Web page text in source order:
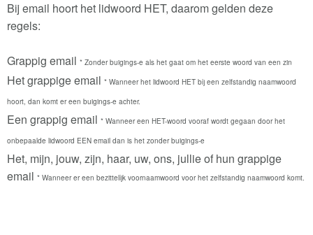
Bij email hoort het lidwoord HET, daarom gelden deze
regels:
Grappig email * Zonder buigings-e als het gaat om het eerste woord van een zin
Het grappige email * Wanneer het lidwoord HET bij een zelfstandig naamwoord
hoort, dan komt er een buigings-e achter.
Een grappig email * Wanneer een HET-woord vooraf wordt gegaan door het
onbepaalde lidwoord EEN email dan is het zonder buigings-e
Het, mijn, jouw, zijn, haar, uw, ons, jullie of hun grappige
email * Wanneer er een bezittelijk voornaamwoord voor het zelfstandig naamwoord komt.